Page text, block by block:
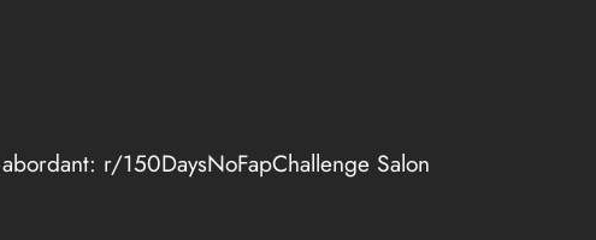
r/150DaysNoFapChallenge Salon